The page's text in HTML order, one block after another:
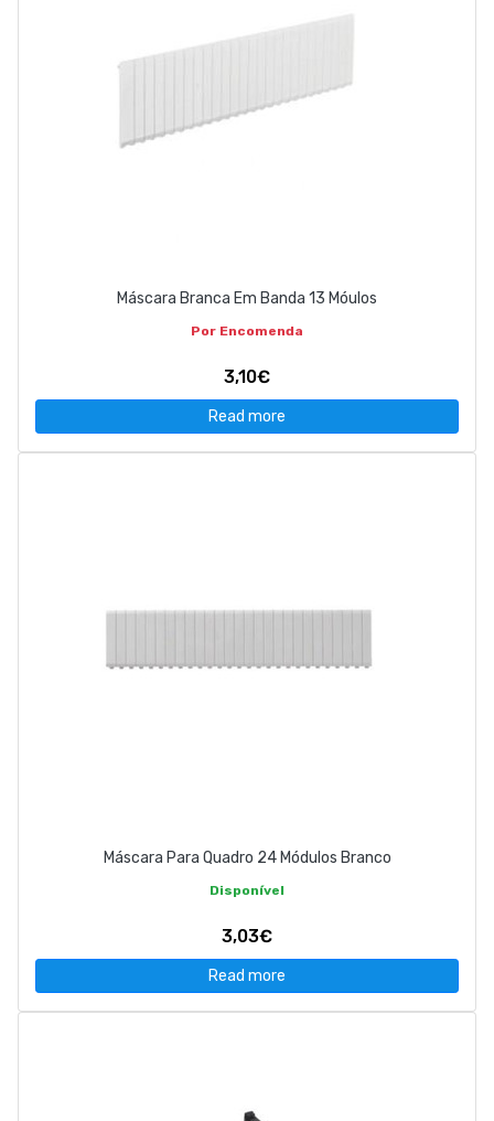
Máscara Branca Em Banda 13 Móulos
Por Encomenda
3,10€
Read more
Máscara Para Quadro 24 Módulos Branco
Disponível
3,03€
Read more